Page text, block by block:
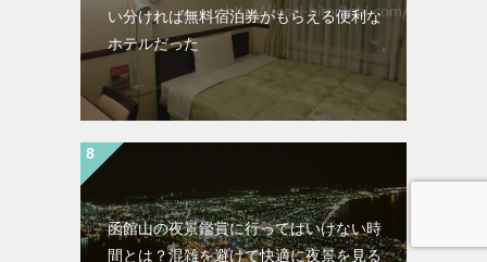
い分ければ無料宿泊券がもらえる便利な
ホテルだった
函館山の夜景鑑賞に行ってはいけない時
間とは？混雑を避けて快適に夜景を見る